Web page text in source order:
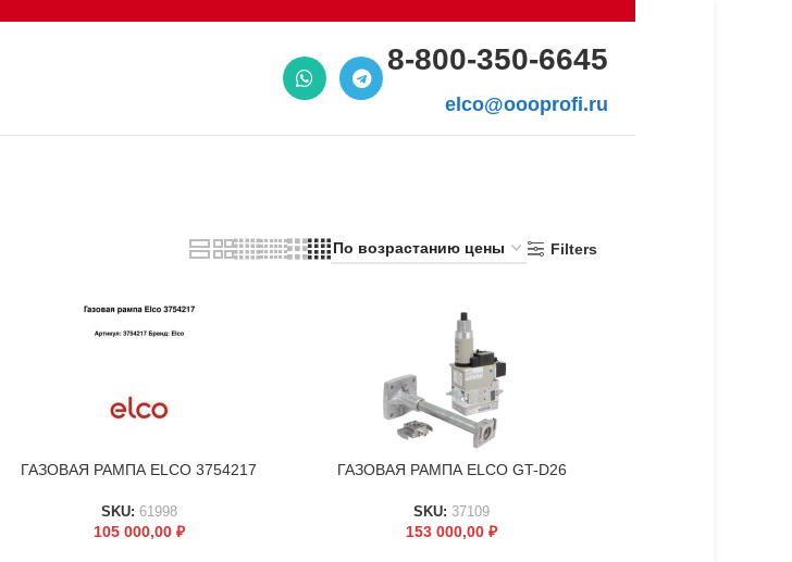
8-800-350-6645
elco@oooprofi.ru
Filters
В КОРЗИНУ
ГАЗОВАЯ РАМПА ELCO 3754217
SKU: 61998
105 000,00 ₽
В КОРЗИНУ
ГАЗОВАЯ РАМПА ELCO GT-D26
SKU: 37109
153 000,00₽